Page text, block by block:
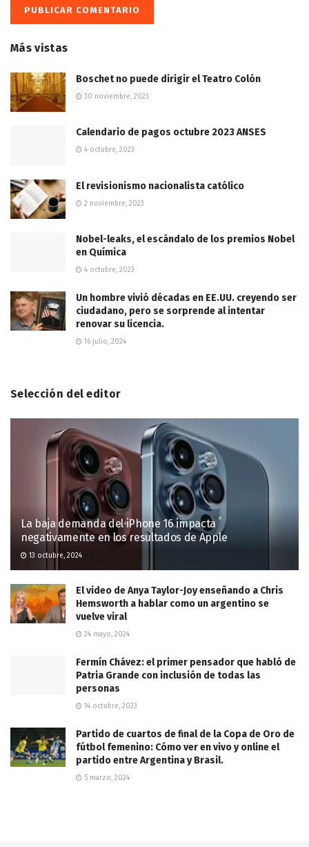
Más vistas
Boschet no puede dirigir el Teatro Colón
30 noviembre, 2023
Calendario de pagos octubre 2023 ANSES
4 octubre, 2023
El revisionismo nacionalista católico
2 noviembre, 2023
Nobel-leaks, el escándalo de los premios Nobel
en Química
4 octubre, 2023
Un hombre vivió décadas en EE.UU. creyendo ser
ciudadano, pero se sorprende al intentar
renovar su licencia.
16 julio, 2024
Selección del editor
La baja demanda del iPhone 16 impacta
negativamente en los resultados de Apple
13 octubre, 2024
El video de Anya Taylor-Joy enseñando a Chris
Hemsworth a hablar como un argentino se
vuelve viral
24 mayo, 2024
Fermín Chávez: el primer pensador que habló de
Patria Grande con inclusión de todas las
personas
14 octubre, 2023
Partido de cuartos de final de la Copa de Oro de
fútbol femenino: Cómo ver en vivo y online el
partido entre Argentina y Brasil.
5 marzo, 2024